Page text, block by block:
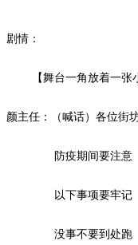
剧情：
【舞台一角放着一张小
颜主任：（喊话）各位街
防疫期间要注意
以下事项要牢记
没事不要到处跑